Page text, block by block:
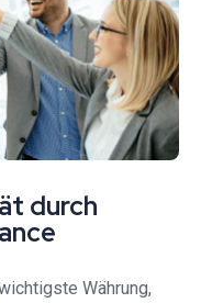
durch
Währung,